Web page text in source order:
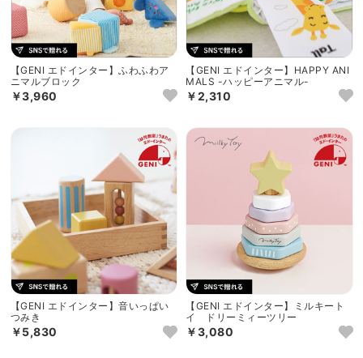
【GENI エドインター】ふわふわア
ニマルブロック
￥3,960
【GENI エドインター】HAPPY ANI
MALS -ハッピーアニマル-
￥2,310
【GENI エドインター】音いっぱい
つみき
￥5,830
【GENI エドインター】ミルキート
イ ドリーミィーツリー
￥3,080